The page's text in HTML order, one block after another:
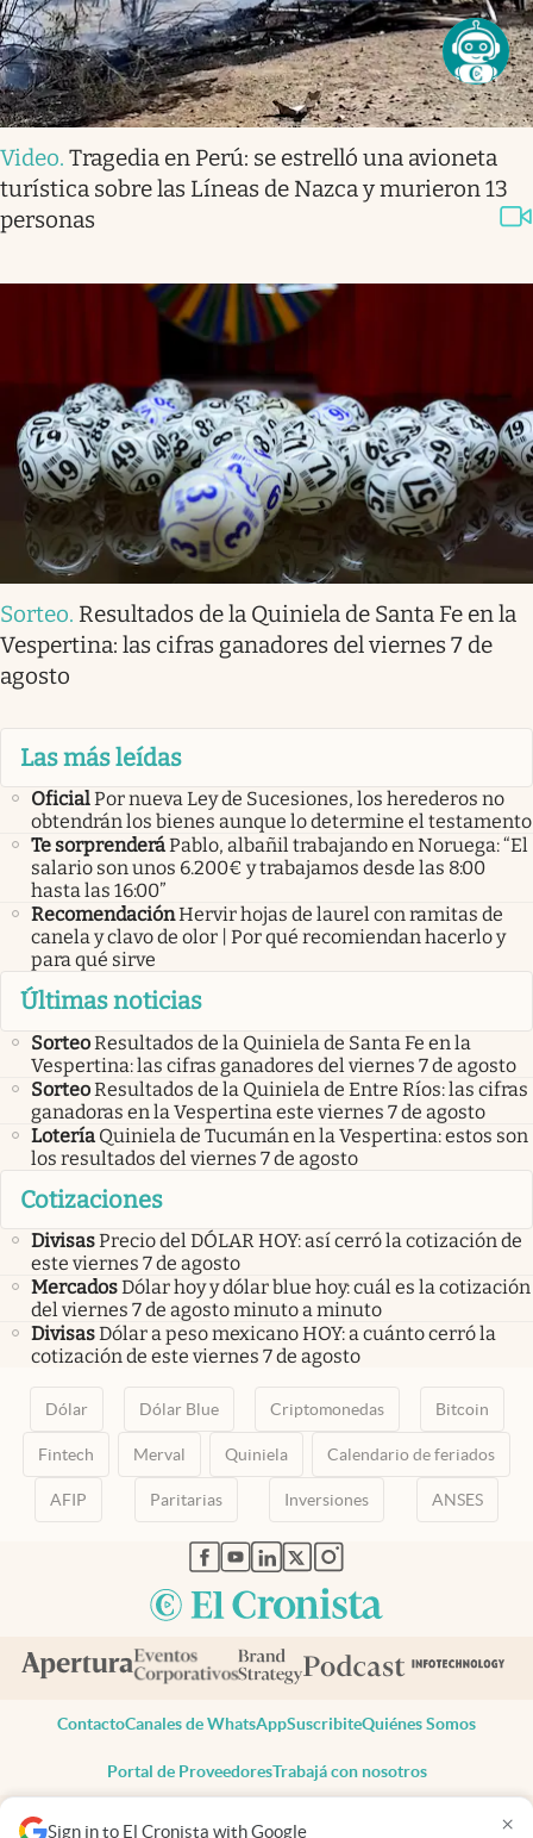
Sign in to El Cronista with Google ×
Video. Tragedia en Perú: se estrelló una avioneta
turística sobre las Líneas de Nazca y murieron 13
personas
Sorteo. Resultados de la Quiniela de Santa Fe en la
Vespertina: las cifras ganadores del viernes 7 de
agosto
Las más leídas
OficialPor nueva Ley de Sucesiones, los herederos no
obtendrán los bienes aunque lo determine el testamento
Te sorprenderáPablo, albañil trabajando en Noruega: “El
salario son unos 6.200€ y trabajamos desde las 8:00
hasta las 16:00”
RecomendaciónHervir hojas de laurel con ramitas de
canela y clavo de olor | Por qué recomiendan hacerlo y
para qué sirve
Últimas noticias
SorteoResultados de la Quiniela de Santa Fe en la
Vespertina: las cifras ganadores del viernes 7 de agosto
SorteoResultados de la Quiniela de Entre Ríos: las cifras
ganadoras en la Vespertina este viernes 7 de agosto
Lotería Quiniela de Tucumán en la Vespertina: estos son
los resultados del viernes 7 de agosto
Cotizaciones
DivisasPrecio del DÓLAR HOY: así cerró la cotización de
este viernes 7 de agosto
MercadosDólar hoy y dólar blue hoy: cuál es la cotización
del viernes 7 de agosto minuto a minuto
DivisasDólar a peso mexicano HOY: a cuánto cerró la
cotización de este viernes 7 de agosto
Dólar Dólar Blue Criptomonedas Bitcoin
Fintech Merval Quiniela Calendario de feriados
AFIP Paritarias Inversiones ANSES
abre en nueva pestaña
abre en nueva pestaña
abre en nueva pestaña
abre en nueva pestaña
abre en nueva pestaña
ContactoCanales de WhatsAppSuscribiteQuiénes Somos
Portal de ProveedoresTrabajá con nosotros